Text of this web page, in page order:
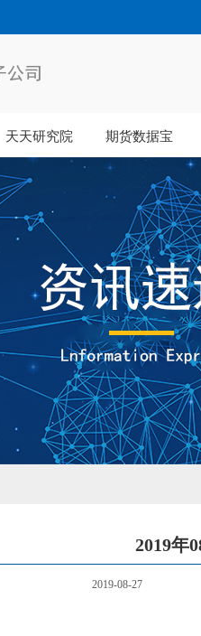
天天研究院 期货数据宝
2019年
2019-08-27